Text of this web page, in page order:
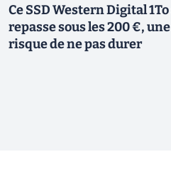
Ce SSD Western Digital
repasse sous les 200 €,
risque de ne pas durer